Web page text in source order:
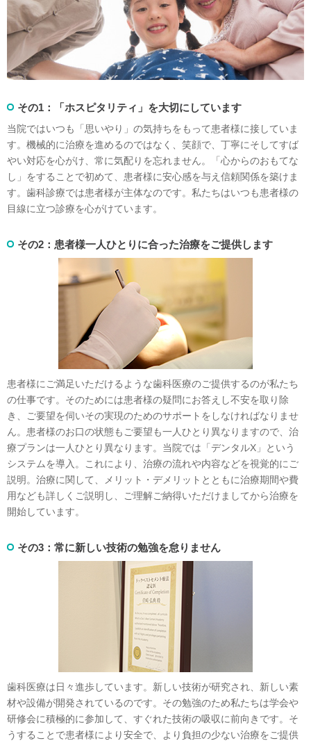
その1：「ホスピタリティ」を大切にしています
当院ではいつも「思いやり」の気持ちをもって患者様に接していま
す。機械的に治療を進めるのではなく、笑顔で、丁寧にそしてすば
やい対応を心がけ、常に気配りを忘れません。「心からのおもてな
し」をすることで初めて、患者様に安心感を与え信頼関係を築けま
す。歯科診療では患者様が主体なのです。私たちはいつも患者様の
目線に立つ診療を心がけています。
その2：患者様一人ひとりに合った治療をご提供します
患者様にご満足いただけるような歯科医療のご提供するのが私たち
の仕事です。そのためには患者様の疑問にお答えし不安を取り除
き、ご要望を伺いその実現のためのサポートをしなければなりませ
ん。患者様のお口の状態もご要望も一人ひとり異なりますので、治
療プランは一人ひとり異なります。当院では「デンタルX」という
システムを導入。これにより、治療の流れや内容などを視覚的にご
説明。治療に関して、メリット・デメリットとともに治療期間や費
用なども詳しくご説明し、ご理解ご納得いただけましてから治療を
開始しています。
その3：常に新しい技術の勉強を怠りません
歯科医療は日々進歩しています。新しい技術が研究され、新しい素
材や設備が開発されているのです。その勉強のため私たちは学会や
研修会に積極的に参加して、すぐれた技術の吸収に前向きです。そ
うすることで患者様により安全で、より負担の少ない治療をご提供